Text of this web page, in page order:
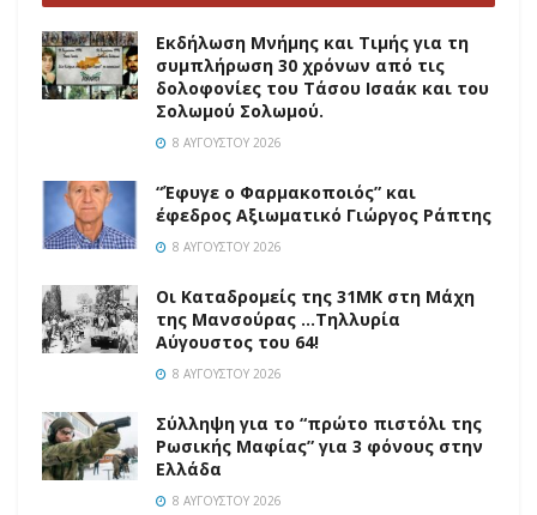
Εκδήλωση Μνήμης και Τιμής για τη
συμπλήρωση 30 χρόνων από τις
δολοφονίες του Τάσου Ισαάκ και του
Σολωμού Σολωμού.
8 ΑΥΓΟΎΣΤΟΥ 2026
“Έφυγε ο Φαρμακοποιός” και
έφεδρος Αξιωματικό Γιώργος Ράπτης
8 ΑΥΓΟΎΣΤΟΥ 2026
Οι Καταδρομείς της 31ΜΚ στη Mάχη
της Μανσούρας …Τηλλυρία
Αύγουστος του 64!
8 ΑΥΓΟΎΣΤΟΥ 2026
Σύλληψη για το “πρώτο πιστόλι της
Ρωσικής Μαφίας” για 3 φόνους στην
Ελλάδα
8 ΑΥΓΟΎΣΤΟΥ 2026